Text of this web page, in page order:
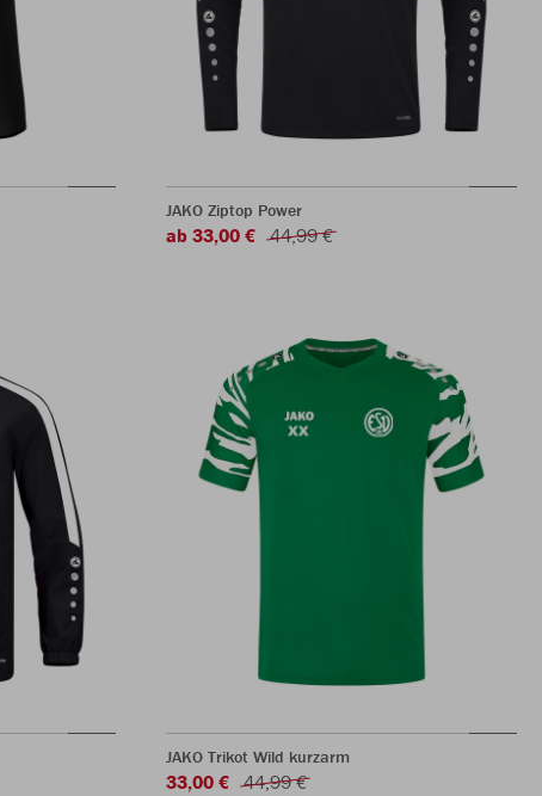
JAKO Ziptop Power
ab 33,00 € 44,99 €
JAKO Trikot Wild kurzarm
33,00 € 44,99 €